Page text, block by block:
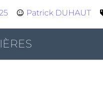
Patrick DUHAUT